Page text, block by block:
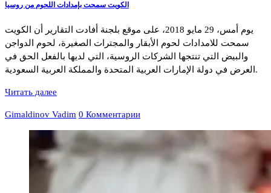
الكويت سمحت بإمدادات اللحوم من روسيا
يوم أمس، 29 مايو 2018، على موقع بلجنة أفادت التقارير أن الكويت
سمحت للامدادات لحوم الأبقار والمجترات الصغيرة، لحوم الدواجن
والبيض التي تنتجها الشركات الروسية، التي لديها بالفعل الحق في
العرض في دولة الإمارات العربية المتحدة والمملكة العربية السعودية.
Читать далее
Gimaldinov Vadim 0 Комментарии